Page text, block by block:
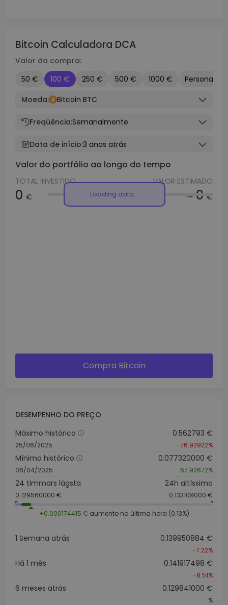
Bitcoin Calculadora DCA
Valor da compra:
50 €
100 € 250 € 500 € 1000 €
Moeda:
Bitcoin BTC
Freqüência:Semanalmente
Data de início:3 anos atrás
Valor do portfólio ao longo do tempo
TOTAL INVESTIDO
0 €
VALOR ESTIMADO
≈ 0 €
Loading data...
Compra Bitcoin
DESEMPENHO DO PREÇO
Máximo histórico
25/06/2025
0.562793 €
-76.92922%
Mínimo histórico
06/04/2025
0.077320000 €
67.92672%
24 timmars lägsta
0.129560000 €
24h altíssimo
0.133109000 €
+0.000174415 € aumento na última hora (0.13%)
1 Semana atrás 0.139950884 €
-7.22%
Há 1 mês 0.141917498 €
-8.51%
6 meses atrás 0.129841000 €
%